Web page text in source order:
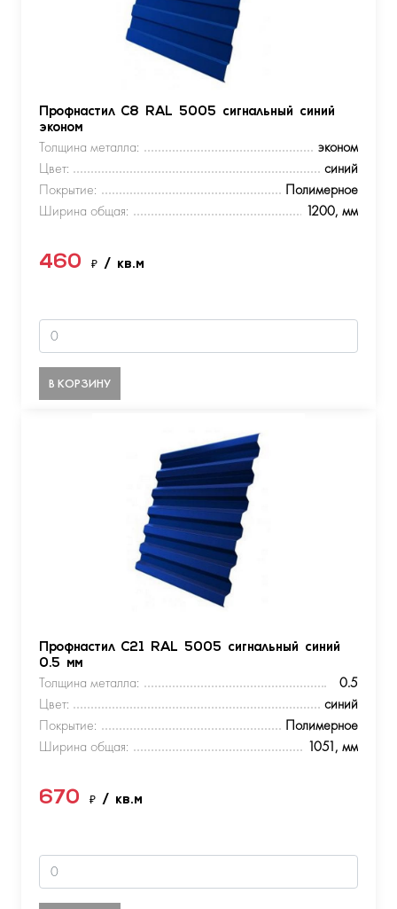
Профнастил С8 RAL 5005 сигнальный синий
эконом
Толщина металла:
эконом
Цвет:
синий
Покрытие:
Полимерное
Ширина общая:
1200, мм
460 ₽ / кв.м
В КОРЗИНУ
Профнастил С21 RAL 5005 сигнальный синий
0.5 мм
Толщина металла:
0.5
Цвет:
синий
Покрытие:
Полимерное
Ширина общая:
1051, мм
670 ₽ / кв.м